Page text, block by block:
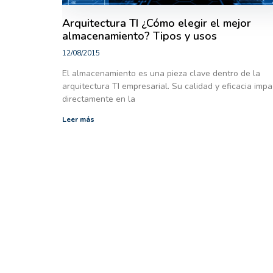
Arquitectura TI ¿Cómo elegir el mejor
almacenamiento? Tipos y usos
12/08/2015
El almacenamiento es una pieza clave dentro de la
arquitectura TI empresarial. Su calidad y eficacia
directamente en la
Leer más